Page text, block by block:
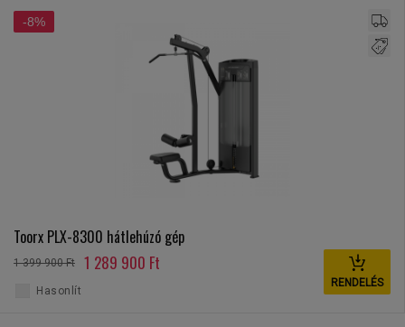
-8%
Toorx PLX-8300 hátlehúzó gép
1 399 900 Ft 1 289 900 Ft
RENDELÉS
Hasonlít